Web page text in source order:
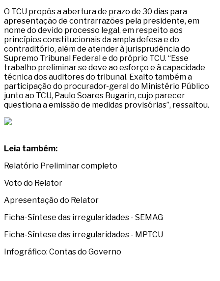
O TCU propôs a abertura de prazo de 30 dias para
apresentação de contrarrazões pela presidente, em
nome do devido processo legal, em respeito aos
princípios constitucionais da ampla defesa e do
contraditório, além de atender à jurisprudência do
Supremo Tribunal Federal e do próprio TCU. “Esse
trabalho preliminar se deve ao esforço e à capacidade
técnica dos auditores do tribunal. Exalto também a
participação do procurador-geral do Ministério Público
junto ao TCU, Paulo Soares Bugarin, cujo parecer
questiona a emissão de medidas provisórias”, ressaltou.
Leia também:
Relatório Preliminar completo
Voto do Relator
Apresentação do Relator
Ficha-Síntese das irregularidades - SEMAG
Ficha-Síntese das irregularidades - MPTCU
Infográfico: Contas do Governo